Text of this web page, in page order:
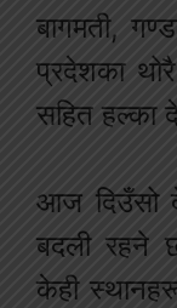
बागमती,
प्रदेशका
सहित हल्का
आज दिउँसो
बदली रहने
केही